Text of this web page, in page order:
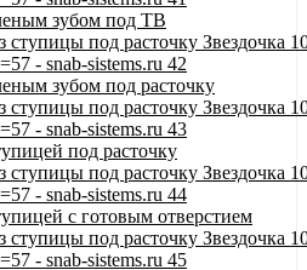
зубом под ТВ
зубом под расточку
под расточку
с готовым отверстием